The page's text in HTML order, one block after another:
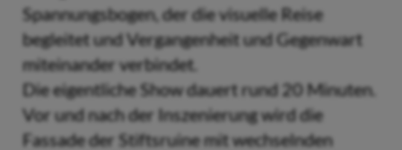
Spannungsbogen, der die visuelle Reise
begleitet und Vergangenheit und Gegenwart
miteinander verbindet.
Die eigentliche Show dauert rund 20 Minuten.
Vor und nach der Inszenierung wird die
Fassade der Stiftsruine mit wechselnden